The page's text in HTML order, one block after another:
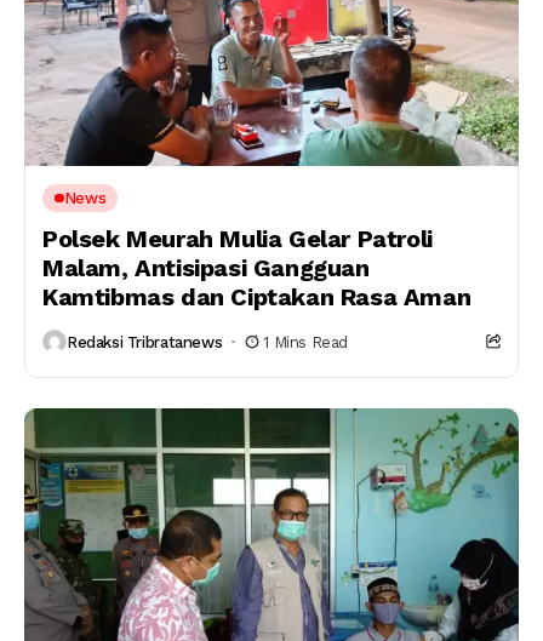
News
Polsek Meurah Mulia Gelar Patroli
Malam, Antisipasi Gangguan
Kamtibmas dan Ciptakan Rasa Aman
Redaksi Tribratanews 1 Mins Read